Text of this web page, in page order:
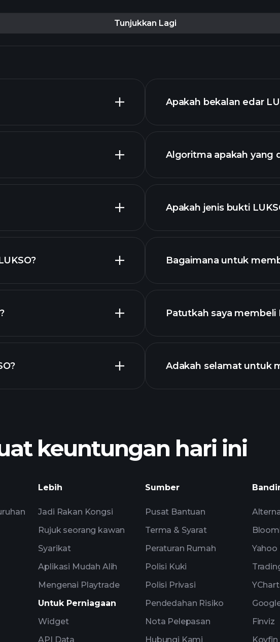
Tunjukkan Lagi
senarai
Apakah bekalan edar
Algoritma apakah yang
Apakah jenis bukti
Bagaimana untuk
broker yang disyorkan
Patutkah saya membeli
Adakah selamat untuk
keuntungan hari ini
Lebih
Jadi Rakan Kongsi
Rujuk seorang kawan
Syarikat
Aplikasi Mudah Alih
Mengenai Playtrade
Untuk Perniagaan
Widget
API Data
Sumber
Pusat Bantuan
Terma & Syarat
Peraturan Rumah
Polisi Kuki
Polisi Privasi
Pendedahan Risiko
Nota Pelepasan
Hubungi Kami
Yahoo
Finviz
Koyfin